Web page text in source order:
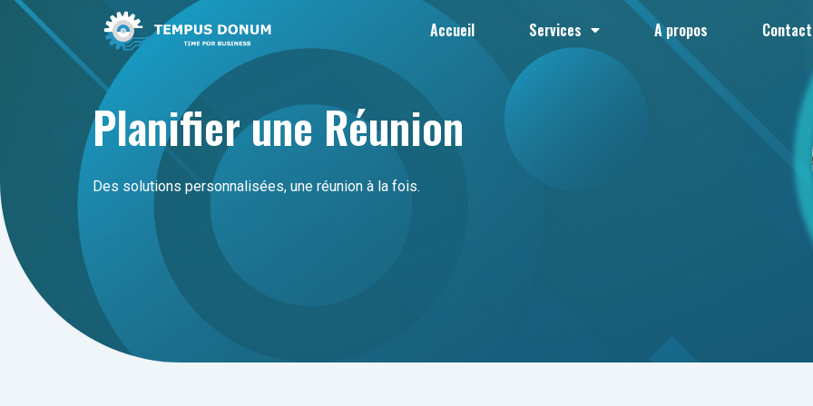
Aller
Accueil Services A propos Contact
Planifier une Réunion
Des solutions personnalisées, une réunion à la fois.